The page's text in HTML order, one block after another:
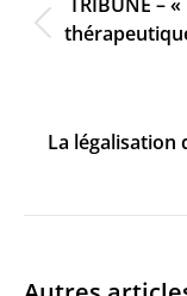
La légalisation